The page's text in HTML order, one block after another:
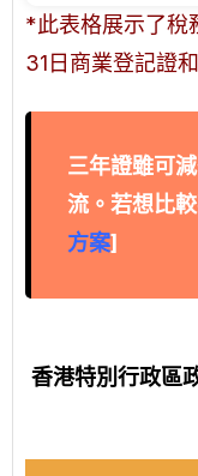
*此表格展示了稅
31日商業登記證
三年證雖可
流。若想比
方案]
香港特別行政區